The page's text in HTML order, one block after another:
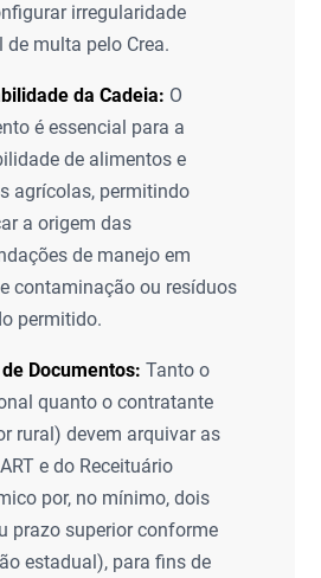
irregularidade
de multa pelo Crea.
da Cadeia: O
é essencial para a
de alimentos e
agrícolas, permitindo
a origem das
de manejo em
contaminação ou resíduos
permitido.
Documentos: Tanto o
quanto o contratante
rural) devem arquivar as
e do Receituário
por, no mínimo, dois
prazo superior conforme
estadual), para fins de